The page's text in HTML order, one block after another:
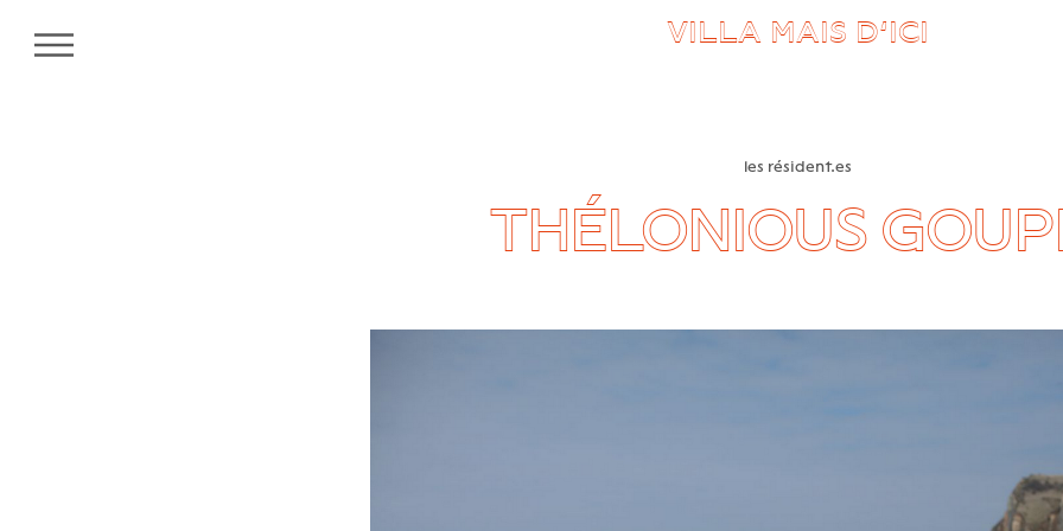
VILLA MAIS D’ICI
les résident.es
THÉLONIOUS